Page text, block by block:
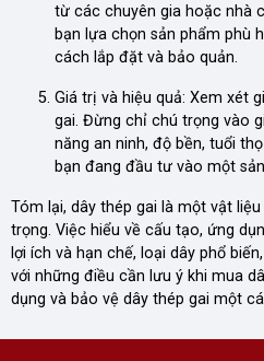
từ các chuyên gia hoặc nhà
bạn lựa chọn sản phẩm phù
cách lắp đặt và bảo quản.
Giá trị và hiệu quả: Xem xét
gai. Đừng chỉ chú trọng vào
năng an ninh, độ bền, tuổi
bạn đang đầu tư vào một
Tóm lại, dây thép gai là một vật
trọng. Việc hiểu về cấu tạo, ứng
lợi ích và hạn chế, loại dây phổ
với những điều cần lưu ý khi mua
dụng và bảo vệ dây thép gai một